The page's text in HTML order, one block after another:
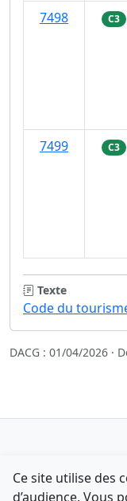
7498
C3
7499
C3
Texte
Code du
DACG : 01/04/2026 ·
Ce site utilise des
d’audience. Vous